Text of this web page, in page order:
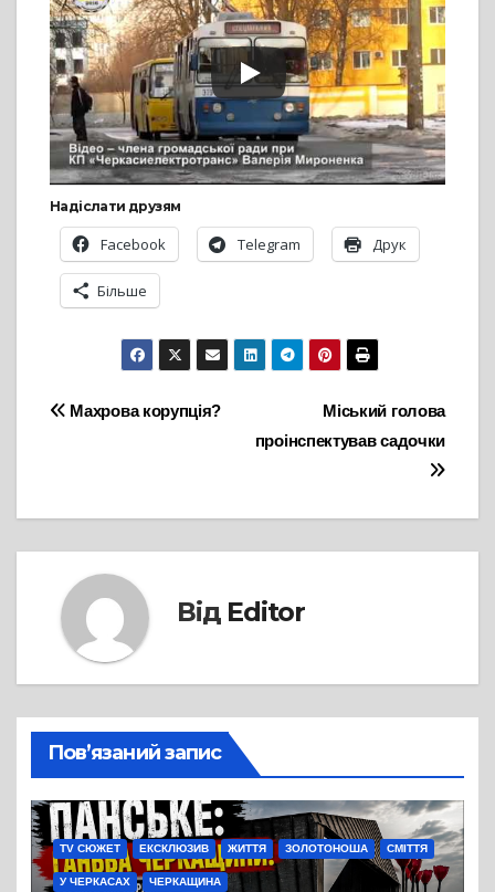
Надіслати друзям
Facebook Telegram Друк
Більше
Навігація
Міський голова
проінспектував садочки
Махрова корупція?
Від Editor
Пов’язаний запис
TV СЮЖЕТ ЕКСКЛЮЗИВ ЖИТТЯ ЗОЛОТОНОША СМІТТЯ
У ЧЕРКАСАХ ЧЕРКАЩИНА